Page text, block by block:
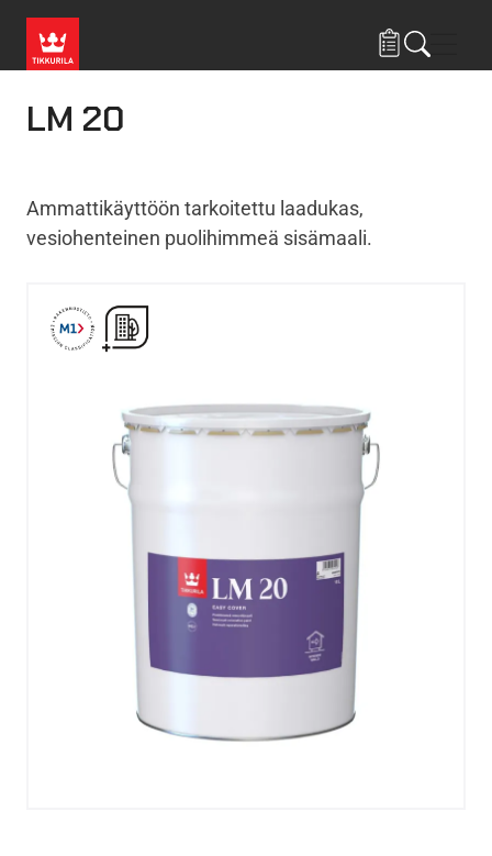
LM 20
Ammattikäyttöön tarkoitettu laadukas,
vesiohenteinen puolihimmeä sisämaali.